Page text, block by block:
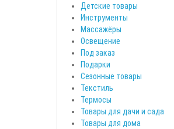
Детские товары
Инструменты
Массажёры
Освещение
Под заказ
Подарки
Сезонные товары
Текстиль
Термосы
Товары для дачи и сада
Товары для дома